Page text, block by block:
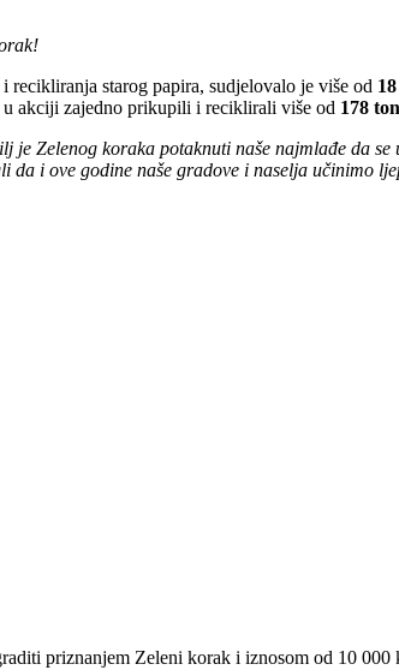
starog papira, sudjelovalo je više od
u akciji zajedno prikupili i reciklirali više od 178
je Zelenog koraka potaknuti naše najmlađe da
i ove godine naše gradove i naselja učinimo
priznanjem Zeleni korak i iznosom od 10 000